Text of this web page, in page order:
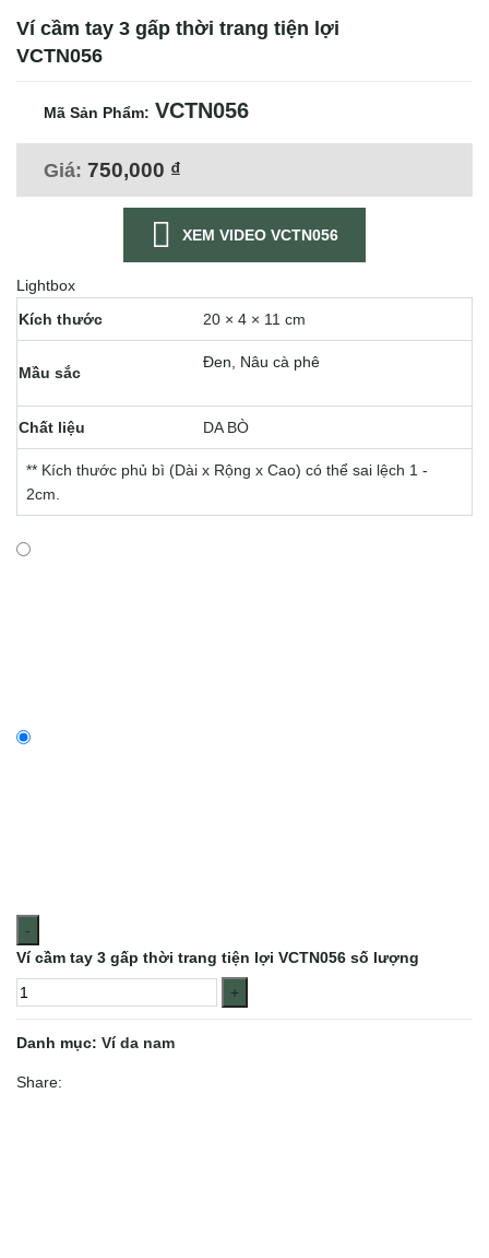
Ví cầm tay 3 gấp thời trang tiện lợi
VCTN056
Mã Sản Phẩm: VCTN056
Giá: 750,000 ₫
XEM VIDEO VCTN056
Lightbox
Kích thước
20 × 4 × 11 cm
Mầu sắc
Đen Nâu cà phê
Chất liệu DA BÒ
** Kích thước phủ bì (Dài x Rộng x Cao) có thể sai lệch 1 -
2cm.
Ví cầm tay 3 gấp thời trang tiện lợi VCTN056 số lượng
Danh mục: Ví da nam
Share: